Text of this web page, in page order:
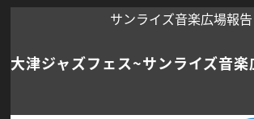
サンライズ音楽広場報告
大津ジャズフェス~サンライズ音楽